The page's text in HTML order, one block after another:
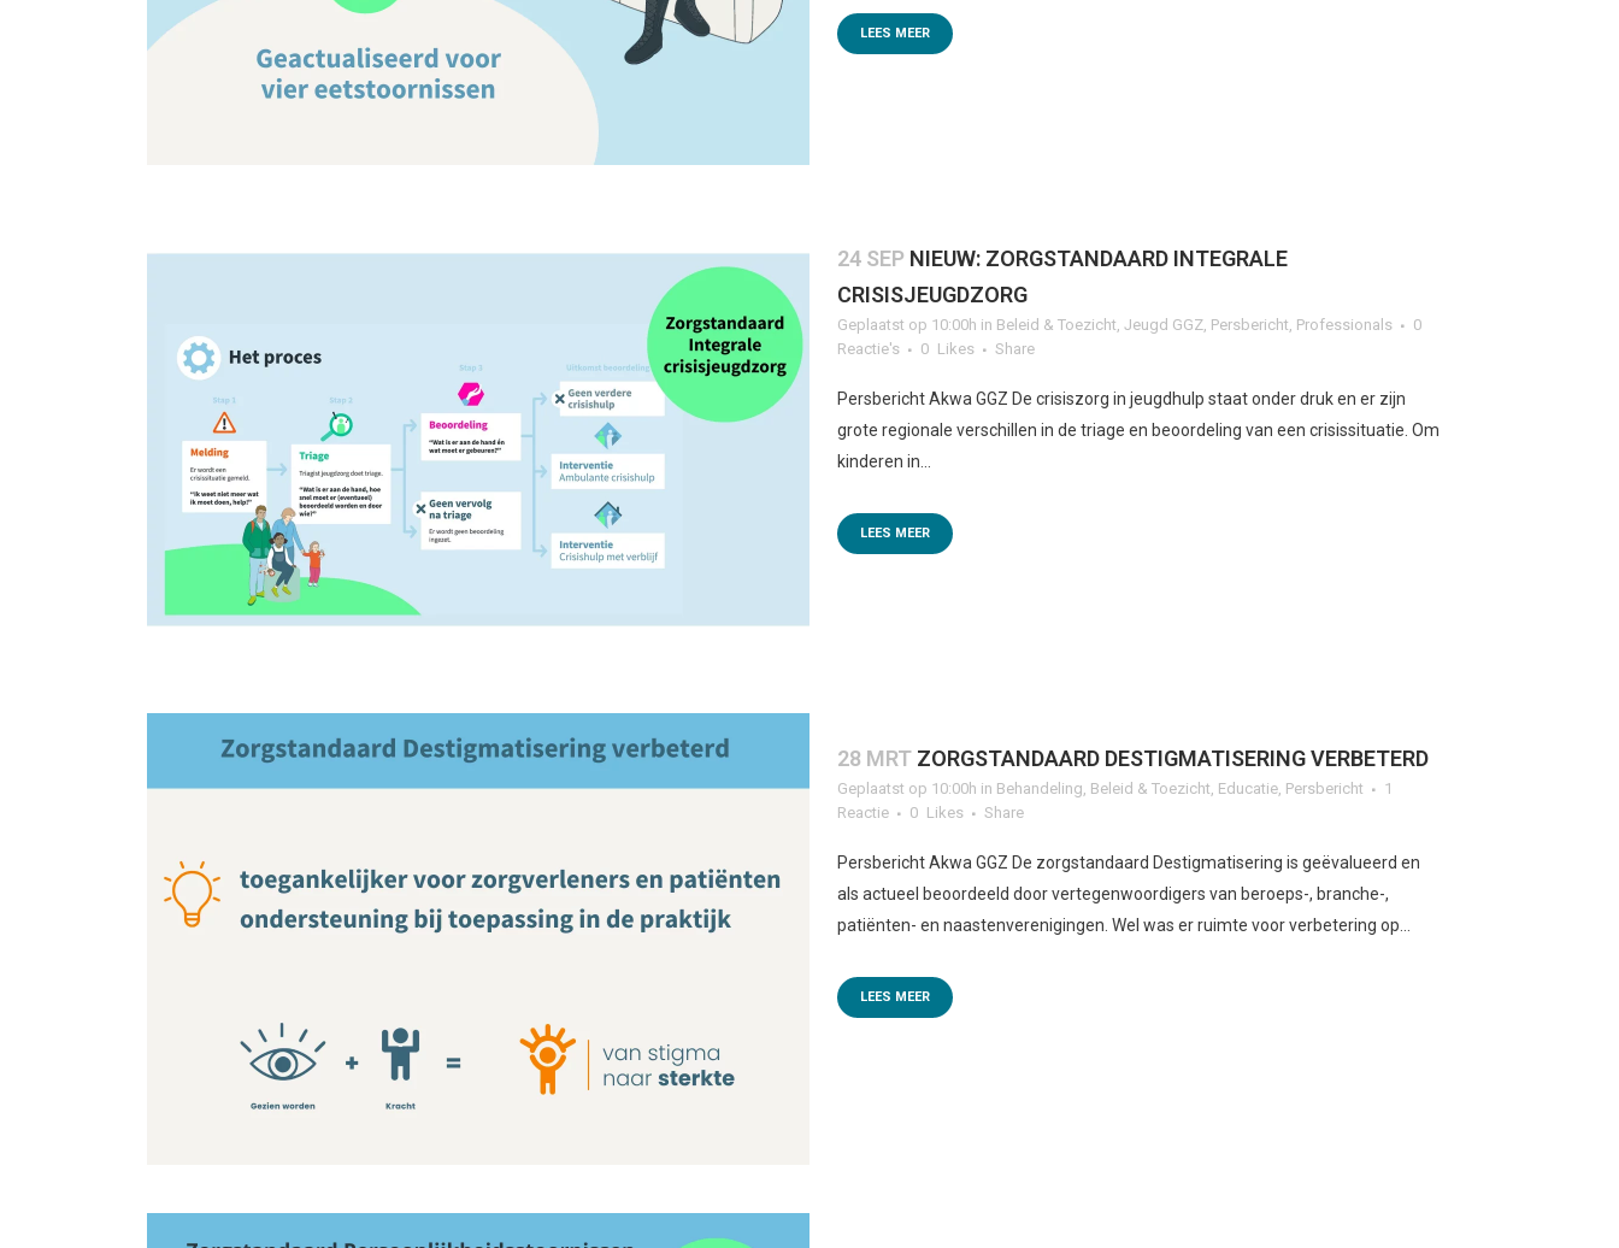
LEES MEER
24 SEP NIEUW: ZORGSTANDAARD INTEGRALE
CRISISJEUGDZORG
Geplaatst op 10:00h in Beleid & Toezicht, Jeugd GGZ, Persbericht, Professionals
0
Reactie's
0 Likes Share
Persbericht Akwa GGZ De crisiszorg in jeugdhulp staat onder druk en er zijn
grote regionale verschillen in de triage en beoordeling van een crisissituatie. Om
kinderen in...
LEES MEER
28 MRT ZORGSTANDAARD DESTIGMATISERING VERBETERD
Geplaatst op 10:00h in Behandeling, Beleid & Toezicht, Educatie, Persbericht
1
Reactie
0 Likes Share
Persbericht Akwa GGZ De zorgstandaard Destigmatisering is geëvalueerd en
als actueel beoordeeld door vertegenwoordigers van beroeps-, branche-,
patiënten- en naastenverenigingen. Wel was er ruimte voor verbetering op...
LEES MEER